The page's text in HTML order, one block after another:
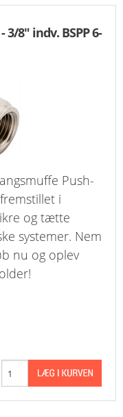
8" indv. BSPP 6-
Push-
i
og tætte
systemer. Nem
nu og oplev